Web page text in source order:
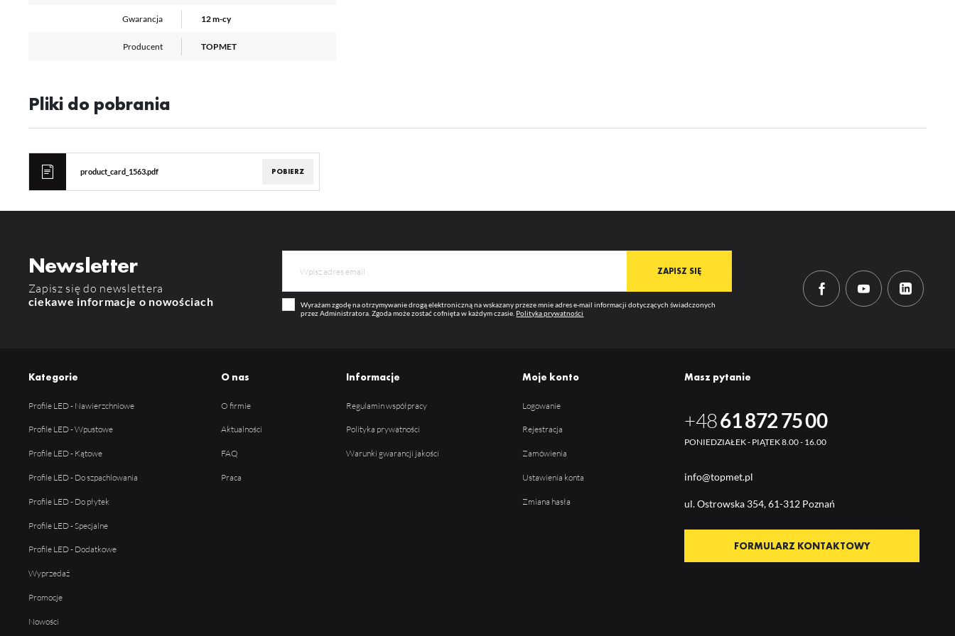
Gwarancja 12 m-cy
Producent TOPMET
Pliki do pobrania
product_card_1563.pdf POBIERZ
Newsletter
Zapisz się do newslettera
ciekawe informacje o nowościach
Wyrażam zgodę na otrzymywanie drogą elektroniczną na wskazany przeze mnie adres e-mail informacji dotyczących świadczonych
przez Administratora. Zgoda może zostać cofnięta w każdym czasie. Polityka prywatności
Kategorie
Profile LED - Nawierzchniowe
Profile LED - Wpustowe
Profile LED - Kątowe
Profile LED - Do szpachlowania
Profile LED - Do płytek
Profile LED - Specjalne
Profile LED - Dodatkowe
Wyprzedaż
Promocje
Nowości
O nas
O firmie
Aktualności
FAQ
Praca
Informacje
Regulamin współpracy
Polityka prywatności
Warunki gwarancji jakości
Moje konto
Logowanie
Rejestracja
Zamówienia
Ustawienia konta
Zmiana hasła
Masz pytanie
+4861 872 75 00
PONIEDZIAŁEK - PIĄTEK 8.00 - 16.00
info@topmet.pl
ul. Ostrowska 354, 61-312 Poznań
FORMULARZ KONTAKTOWY